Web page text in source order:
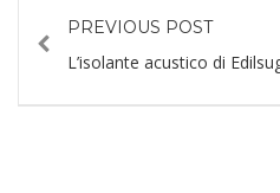
PREVIOUS POST
L’isolante acustico di